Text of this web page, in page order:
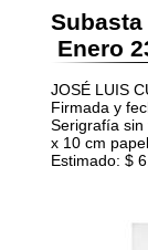
Subasta
Enero
JOSÉ LUIS
Firmada y
Serigrafía
x 10 cm papel
Estimado: $